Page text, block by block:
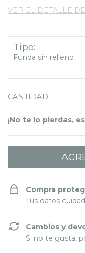
VER EL DETALLE
Tipo:
Funda sin relleno
CANTIDAD
¡No te lo pierdas,
Compra
Tus datos
Cambios y
Si no te gusta,